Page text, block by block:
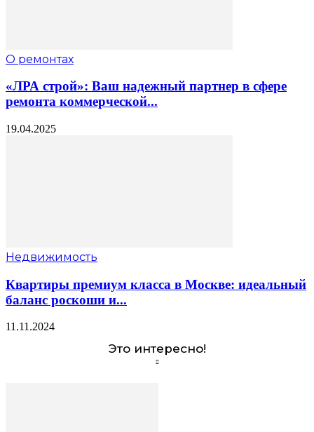
О ремонтах
«ЛРА строй»: Ваш надежный партнер в сфере
ремонта коммерческой...
19.04.2025
Недвижимость
Квартиры премиум класса в Москве: идеальный
баланс роскоши и...
11.11.2024
Это интересно!